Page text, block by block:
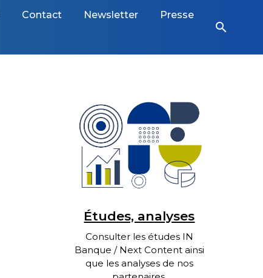
Contact Newsletter Presse
search
Études, analyses
Consulter les études IN
Banque / Next Content ainsi
que les analyses de nos